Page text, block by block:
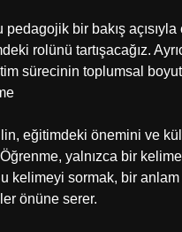
bir bakış
rolünü tartışacağız.
sürecinin toplumsal
eğitimdeki önemini ve
yalnızca bir
kelimeyi sormak, bir anlam
önüne serer.